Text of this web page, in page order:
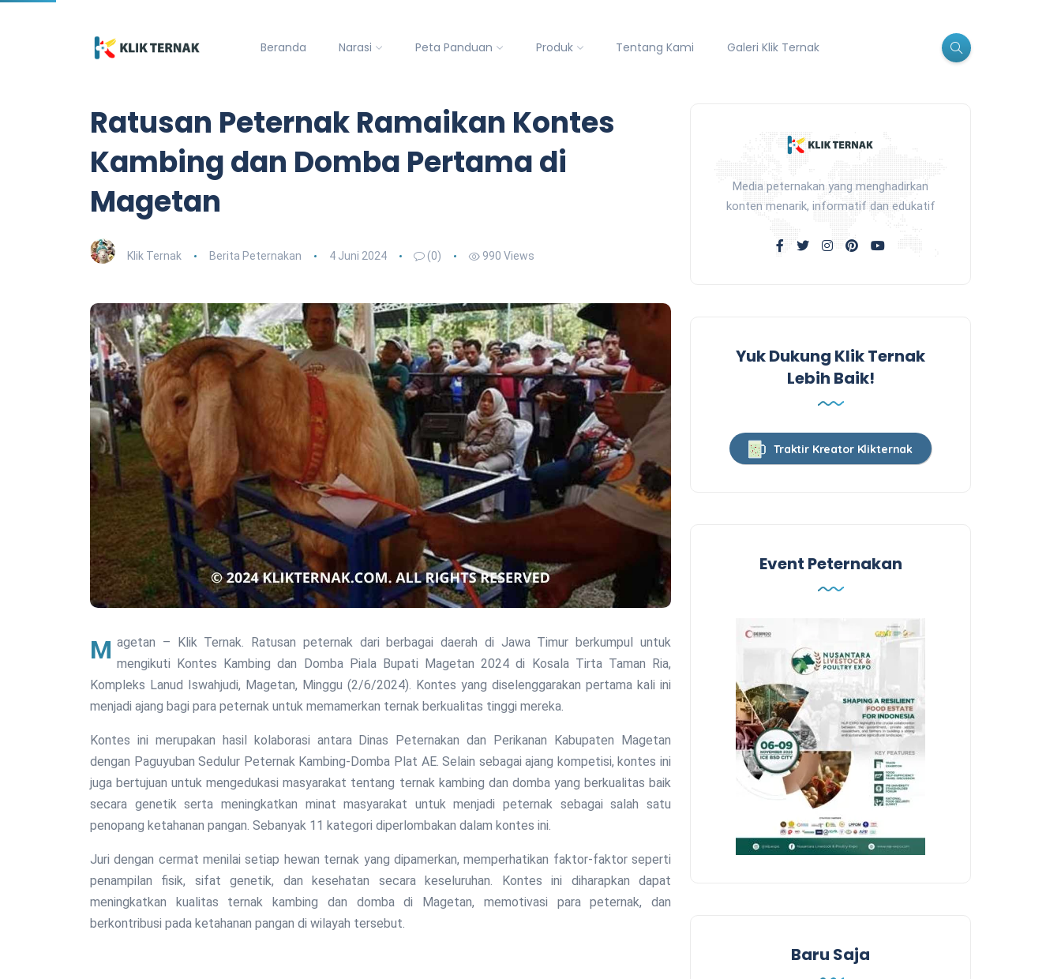
Beranda Narasi Peta Panduan Produk Tentang Kami Galeri Klik Ternak
Ratusan Peternak Ramaikan Kontes
Kambing dan Domba Pertama di
Magetan
Klik Ternak Berita Peternakan 4 Juni 2024 (0) 990 Views
Magetan – Klik Ternak. Ratusan peternak dari berbagai daerah di Jawa Timur berkumpul untuk mengikuti Kontes Kambing dan Domba Piala Bupati Magetan 2024 di Kosala Tirta Taman Ria,
Kompleks Lanud Iswahjudi, Magetan, Minggu (2/6/2024). Kontes yang diselenggarakan pertama kali ini
menjadi ajang bagi para peternak untuk memamerkan ternak berkualitas tinggi mereka.
Kontes ini merupakan hasil kolaborasi antara Dinas Peternakan dan Perikanan Kabupaten Magetan
dengan Paguyuban Sedulur Peternak Kambing-Domba Plat AE. Selain sebagai ajang kompetisi, kontes ini
juga bertujuan untuk mengedukasi masyarakat tentang ternak kambing dan domba yang berkualitas baik
secara genetik serta meningkatkan minat masyarakat untuk menjadi peternak sebagai salah satu
penopang ketahanan pangan. Sebanyak 11 kategori diperlombakan dalam kontes ini.
Juri dengan cermat menilai setiap hewan ternak yang dipamerkan, memperhatikan faktor-faktor seperti
penampilan fisik, sifat genetik, dan kesehatan secara keseluruhan. Kontes ini diharapkan dapat
meningkatkan kualitas ternak kambing dan domba di Magetan, memotivasi para peternak, dan
berkontribusi pada ketahanan pangan di wilayah tersebut.
Media peternakan yang menghadirkan
konten menarik, informatif dan edukatif
Yuk Dukung Klik Ternak
Lebih Baik!
Traktir Kreator Klikternak
Event Peternakan
Baru Saja